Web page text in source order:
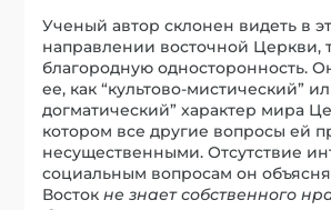
Ученый автор склонен видеть в
направлении восточной Церкви,
благородную односторонность.
ее, как “культово-мистический”
догматический” характер мира
котором все другие вопросы ей
несущественными. Отсутствие
социальным вопросам он
Востокне знает собственного